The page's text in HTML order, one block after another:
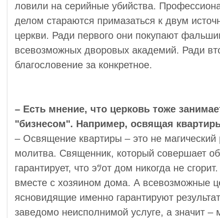
ловили на серийные убийства.
делом стараются примазаться к двум
церкви. Ради первого они покупают
всевозможных дворовых академий. Ради
благословение за конкретное.
– Есть мнение, что церковь тоже
"бизнесом". Например, освящая
– Освящение квартиры – это не магический
молитва. Священник, который совершает
гарантирует, что эﾂот дом никогда не
вместе с хозяином дома. А всевозможные
ясновидящие именно гарантируют
заведомо неисполнимой услуге, а значит –